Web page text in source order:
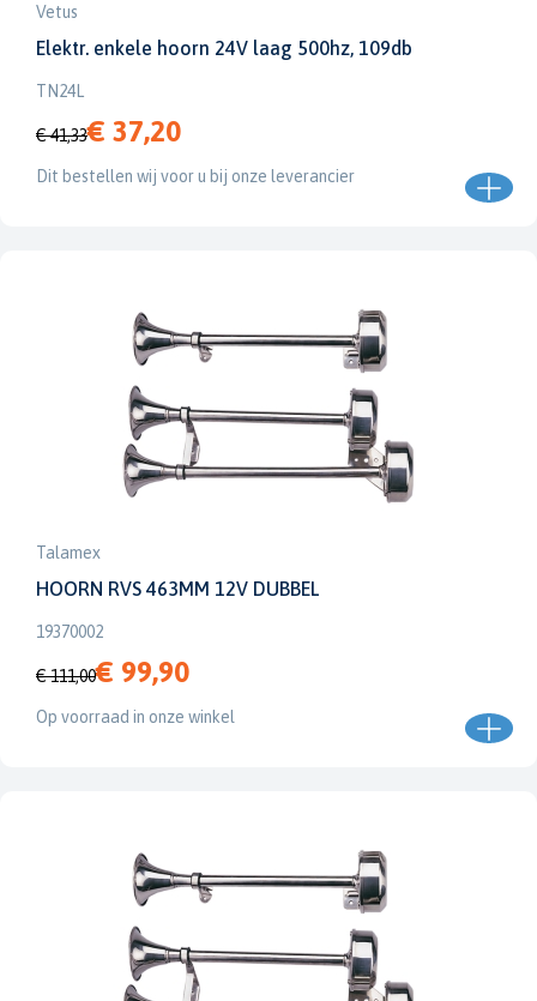
Vetus
Elektr. enkele hoorn 24V laag 500hz, 109db
TN24L
€ 41,33€ 37,20
Dit bestellen wij voor u bij onze leverancier
Talamex
HOORN RVS 463MM 12V DUBBEL
19370002
€ 111,00€ 99,90
Op voorraad in onze winkel